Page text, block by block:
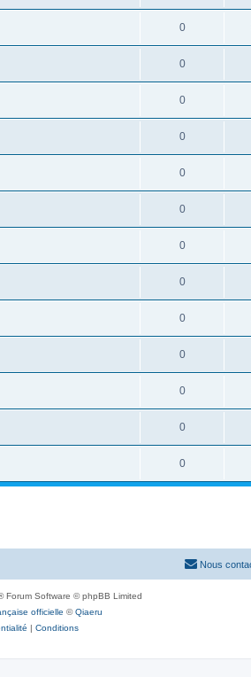
0
0
0
0
0
0
0
0
0
0
0
0
0
Nous
Forum Software © phpBB Limited
officielle ©Qiaeru
| Conditions